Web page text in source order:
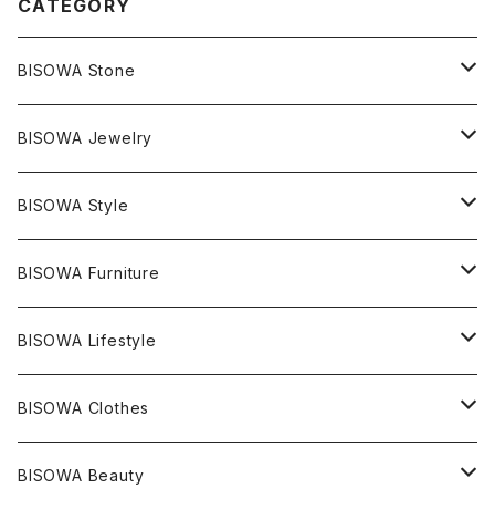
CATEGORY
BISOWA Stone
マスタークリスタル / 水晶
エレスチャル
ライトニング
石の種類別
アメジスト
アクアマリン
産地別
ヒマラヤ
ブラジル
BISOWA Jewelry
ネックレス／ペンダント
宇佐美聖子
絹麻 ~kenma~
ピアス
宇佐美聖子
Others
ブレスレット
宇佐美聖子
Others
リング
サンキャッチャー
BISOWA Style
ONE PIECE
ヘンプ
オーガニックコットン
PANTS
ヘンプ
オーガニックコットン
T-SHIRT
オーガニックコットン
leggings
BISOWA Furniture
のるすく
BISOWA Lifestyle
Music
宇佐美聖子
浄化アイテム
BISOWA Clothes
麻
BISOWA Beauty